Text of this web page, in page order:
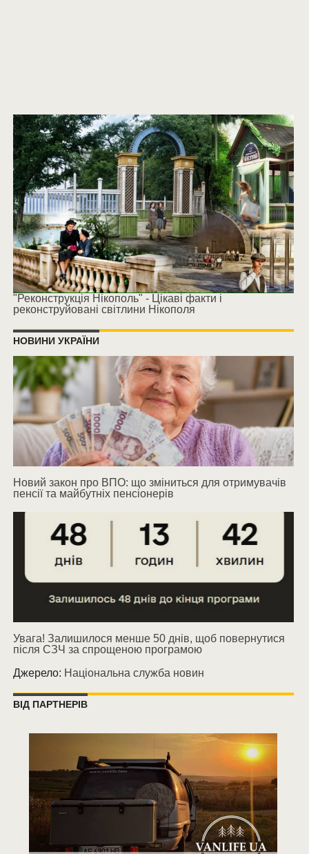
"Реконструкція Нікополь" - Цікаві факти і
реконструйовані світлини Нікополя
НОВИНИ УКРАЇНИ
Новий закон про ВПО: що зміниться для отримувачів
пенсії та майбутніх пенсіонерів
Увага! Залишилося менше 50 днів, щоб повернутися
після СЗЧ за спрощеною програмою
Джерело: Національна служба новин
ВІД ПАРТНЕРІВ